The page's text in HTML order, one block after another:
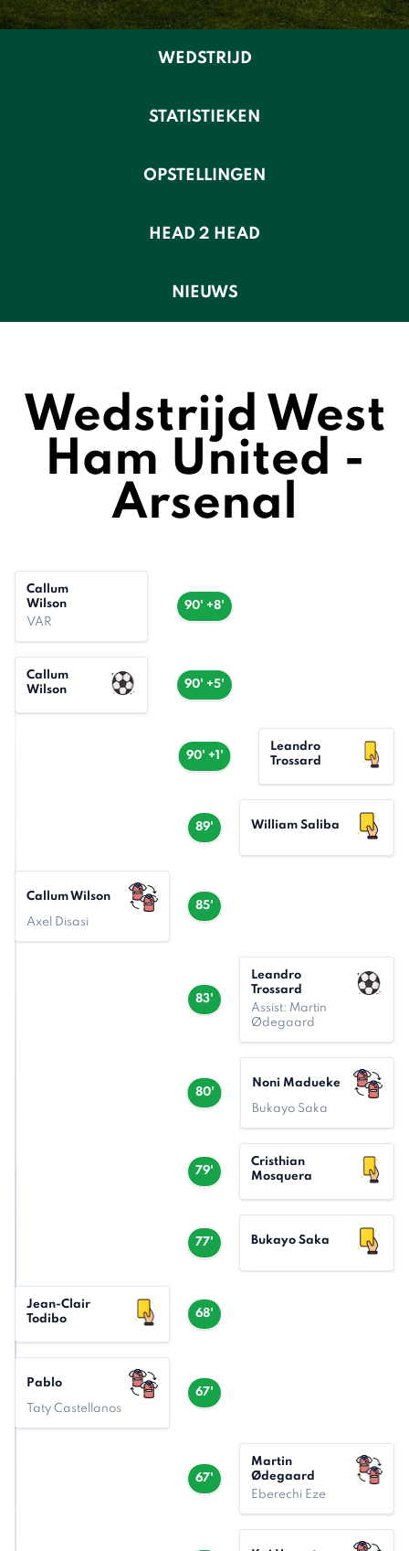
WEDSTRIJD
STATISTIEKEN
OPSTELLINGEN
HEAD 2 HEAD
NIEUWS
Wedstrijd West
Ham United -
Arsenal
90' +8'
Callum
Wilson
VAR
90' +5'
Callum
Wilson
90' +1'
Leandro
Trossard
89' William Saliba
85'
Callum Wilson
Axel Disasi
83'
Leandro
Trossard
Assist: Martin
Ødegaard
80'
Noni Madueke
Bukayo Saka
79'
Cristhian
Mosquera
77' Bukayo Saka
68'
Jean-Clair
Todibo
67'
Pablo
Taty Castellanos
67'
Martin
Ødegaard
Eberechi Eze